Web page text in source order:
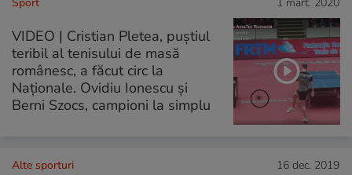
VIDEO | Cristian Pletea, puștiul
teribil al tenisului de masă
românesc, a făcut circ la
Naționale. Ovidiu Ionescu și
Berni Szocs, campioni la simplu
Alte sporturi 16 dec. 2019